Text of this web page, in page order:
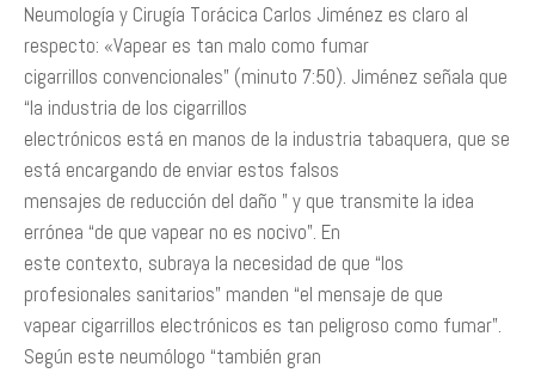
Neumología y Cirugía Torácica Carlos Jiménez es claro al
respecto: «Vapear es tan malo como fumar
cigarrillos convencionales” (minuto 7:50). Jiménez señala que
“la industria de los cigarrillos
electrónicos está en manos de la industria tabaquera, que se
está encargando de enviar estos falsos
mensajes de reducción del daño ” y que transmite la idea
errónea “de que vapear no es nocivo”. En
este contexto, subraya la necesidad de que “los
profesionales sanitarios” manden “el mensaje de que
vapear cigarrillos electrónicos es tan peligroso como fumar”.
Según este neumólogo “también gran